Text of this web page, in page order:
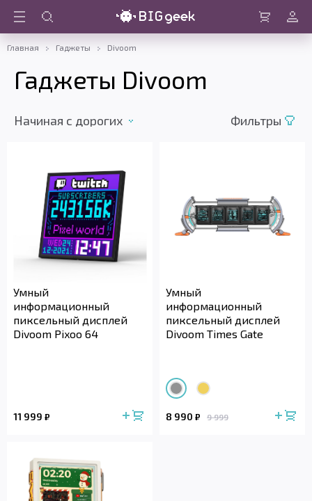
Войти
Главная Гаджеты Divoom
Гаджеты Divoom
Начиная с дорогих Фильтры
Умный
информационный
пиксельный дисплей
Divoom Pixoo 64
11 999 ₽
Умный
информационный
пиксельный дисплей
Divoom Times Gate
8 990 ₽ 9 999